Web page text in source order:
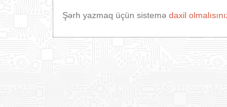
Şərh yazmaq üçün sistemə daxil